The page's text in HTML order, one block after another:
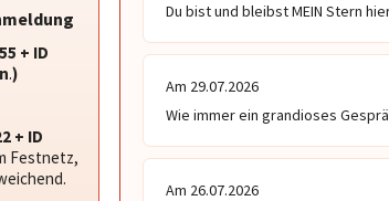
+ ID
.)
+ ID
Festnetz,
Du bist und bleibst MEIN Stern
Am 29.07.2026
Wie immer ein grandioses
Am 26.07.2026